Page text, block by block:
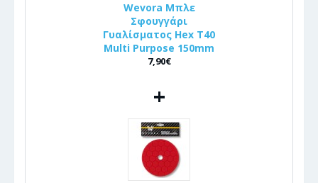
Wevora Μπλε
Σφουγγάρι
Γυαλίσματος Hex T40
Multi Purpose 150mm
7,90€
+